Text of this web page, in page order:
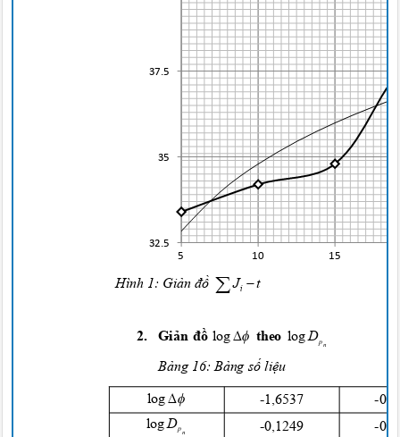
37.5
35
32.5
5
10 15
Hình 1: Giản đồ J t
 i
2.Giản đồlog theologDp
Bảng 16:Bảng số liệu
n
log
logDp
-1,6537
-0,1249
-
-
n